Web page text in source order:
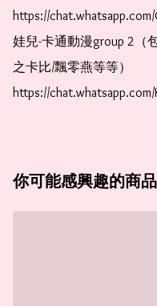
https://chat.whatsapp.com/
娃兒-卡通動漫group 2（
之卡比/飄零燕等等）
https://chat.whatsapp.com/
你可能感興趣的商品